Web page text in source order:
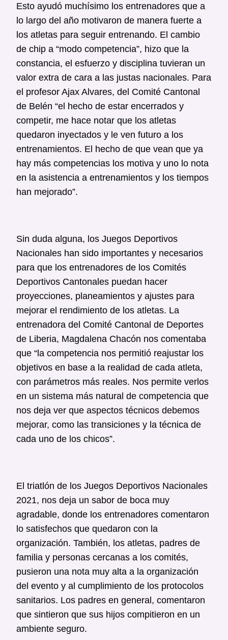
Esto ayudó muchísimo los entrenadores que a
lo largo del año motivaron de manera fuerte a
los atletas para seguir entrenando. El cambio
de chip a “modo competencia”, hizo que la
constancia, el esfuerzo y disciplina tuvieran un
valor extra de cara a las justas nacionales. Para
el profesor Ajax Alvares, del Comité Cantonal
de Belén “el hecho de estar encerrados y
competir, me hace notar que los atletas
quedaron inyectados y le ven futuro a los
entrenamientos. El hecho de que vean que ya
hay más competencias los motiva y uno lo nota
en la asistencia a entrenamientos y los tiempos
han mejorado”.
Sin duda alguna, los Juegos Deportivos
Nacionales han sido importantes y necesarios
para que los entrenadores de los Comités
Deportivos Cantonales puedan hacer
proyecciones, planeamientos y ajustes para
mejorar el rendimiento de los atletas. La
entrenadora del Comité Cantonal de Deportes
de Liberia, Magdalena Chacón nos comentaba
que “la competencia nos permitió reajustar los
objetivos en base a la realidad de cada atleta,
con parámetros más reales. Nos permite verlos
en un sistema más natural de competencia que
nos deja ver que aspectos técnicos debemos
mejorar, como las transiciones y la técnica de
cada uno de los chicos”.
El triatlón de los Juegos Deportivos Nacionales
2021, nos deja un sabor de boca muy
agradable, donde los entrenadores comentaron
lo satisfechos que quedaron con la
organización. También, los atletas, padres de
familia y personas cercanas a los comités,
pusieron una nota muy alta a la organización
del evento y al cumplimiento de los protocolos
sanitarios. Los padres en general, comentaron
que sintieron que sus hijos compitieron en un
ambiente seguro.